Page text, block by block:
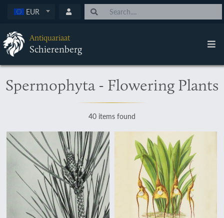
EUR
Antiquariaat
Schierenberg
Spermophyta - Flowering Plants
40 items found